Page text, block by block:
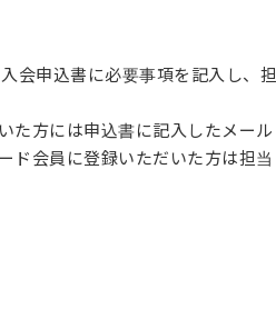
会申込書に必要事項を記入し、担
た方には申込書に記入したメール
ド会員に登録いただいた方は担当